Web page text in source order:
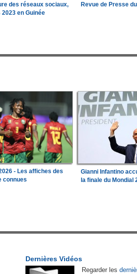
des réseaux sociaux,
2023 en Guinée
Revue de Presse
- Les affiches des
connues
Gianni Infantino
la finale du Mondial
Dernières Vidéos
Regarder les
2
place de Biya